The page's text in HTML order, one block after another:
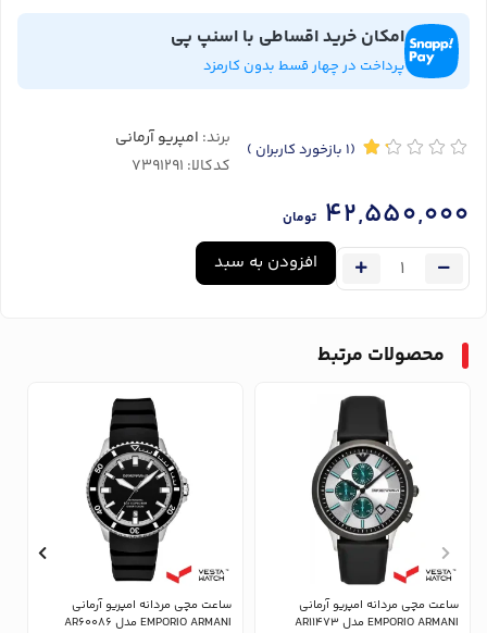
امکان خرید اقساطی با اسنپ پی
پرداخت در چهار قسط بدون کارمزد
(1 بازخورد کاربران ) برند: امپریو آرمانی
کدکالا:
42,550,000 تومان
افزودن به سبد
محصولات مرتبط
ساعت مچی مردانه امپریو آرمانی
EMPORIO ARMANI مدل AR11473
ساعت مچی مردانه امپریو آرمانی
EMPORIO ARMANI مدل AR60086